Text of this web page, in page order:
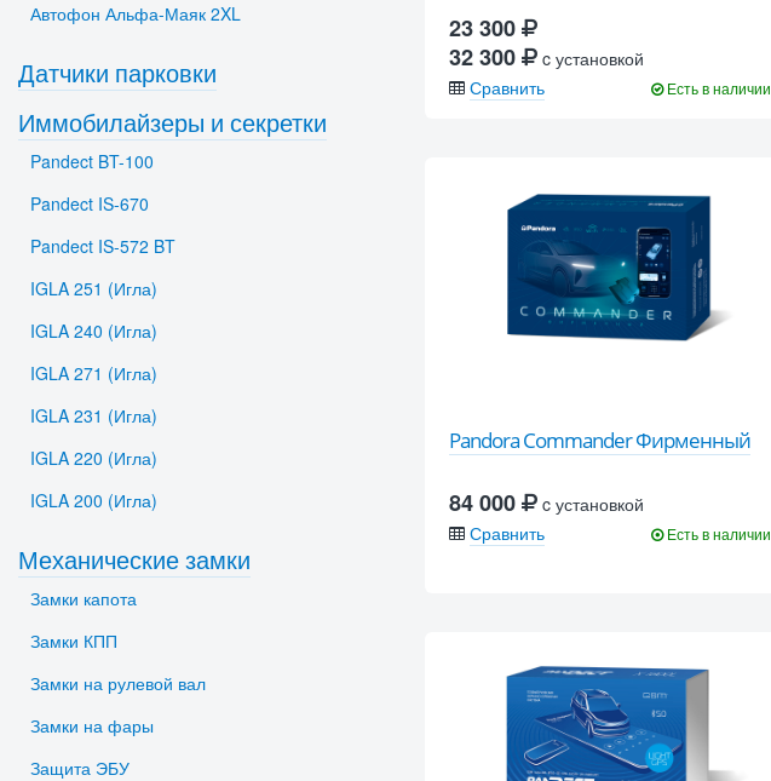
23 300
32 300
c установкой
Сравнить
Есть в наличии
Pandora Commander Фирменный
84 000
c установкой
Сравнить
Есть в наличии
Автофон Альфа-Маяк 2XL
Датчики парковки
Иммобилайзеры и секретки
Pandect BT-100
Pandect IS-670
Pandect IS-572 BT
IGLA 251 (Игла)
IGLA 240 (Игла)
IGLA 271 (Игла)
IGLA 231 (Игла)
IGLA 220 (Игла)
IGLA 200 (Игла)
Механические замки
Замки капота
Замки КПП
Замки на рулевой вал
Замки на фары
Защита ЭБУ